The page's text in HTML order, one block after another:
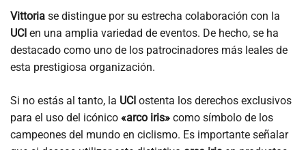
Vittoria se distingue por su estrecha colaboración con la
UCI en una amplia variedad de eventos. De hecho, se ha
destacado como uno de los patrocinadores más leales de
esta prestigiosa organización.
Si no estás al tanto, la UCI ostenta los derechos exclusivos
para el uso del icónico «arco iris» como símbolo de los
campeones del mundo en ciclismo. Es importante señalar